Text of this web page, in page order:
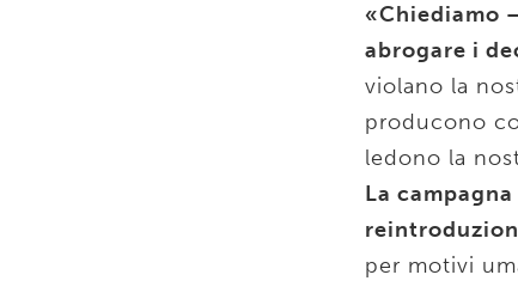
«Chiediamo
abrogare i
violano la
producono
ledono la
La
per motivi